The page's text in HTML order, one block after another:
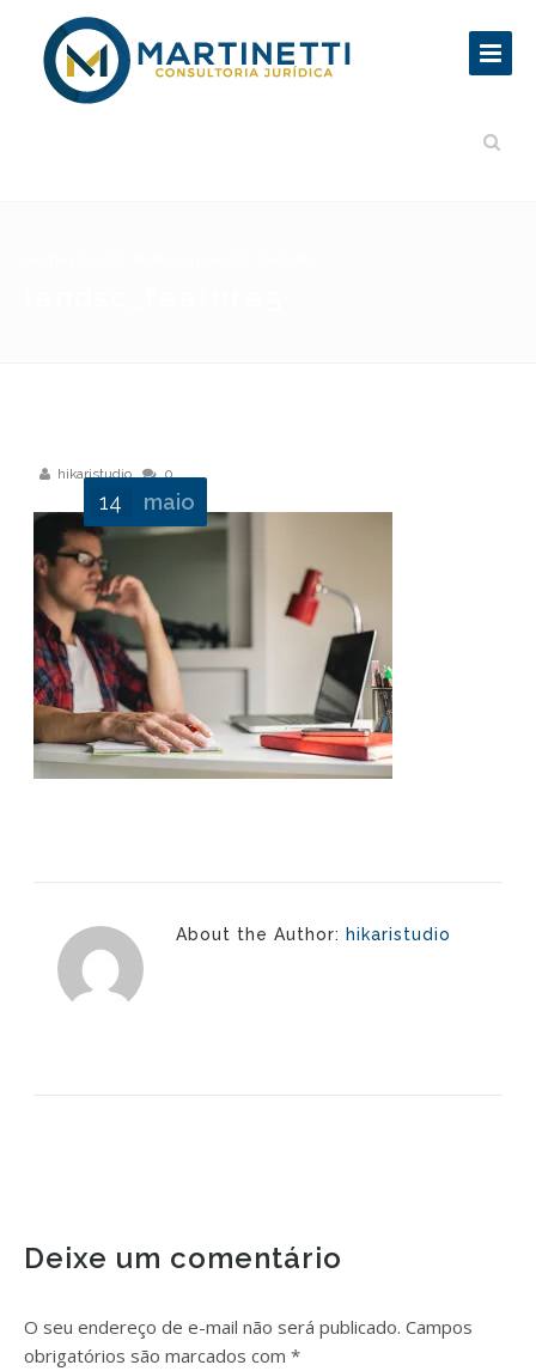
hikaristudio 0
14 maio
About the Author: hikaristudio
Deixe um comentário
O seu endereço de e-mail não será publicado. Campos
obrigatórios são marcados com *